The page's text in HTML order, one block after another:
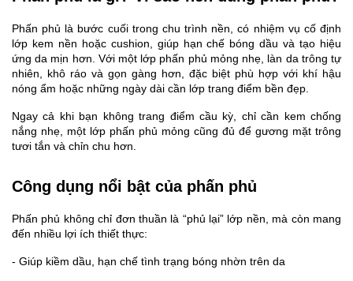
Phấn phủ là bước cuối trong chu trình nền, có nhiệm vụ cố định
lớp kem nền hoặc cushion, giúp hạn chế bóng dầu và tạo hiệu
ứng da mịn hơn. Với một lớp phấn phủ mỏng nhẹ, làn da trông tự
nhiên, khô ráo và gọn gàng hơn, đặc biệt phù hợp với khí hậu
nóng ẩm hoặc những ngày dài cần lớp trang điểm bền đẹp.
Ngay cả khi bạn không trang điểm cầu kỳ, chỉ cần kem chống
nắng nhẹ, một lớp phấn phủ mỏng cũng đủ để gương mặt trông
tươi tắn và chỉn chu hơn.
Công dụng nổi bật của phấn phủ
Phấn phủ không chỉ đơn thuần là “phủ lại” lớp nền, mà còn mang
đến nhiều lợi ích thiết thực:
- Giúp kiềm dầu, hạn chế tình trạng bóng nhờn trên da